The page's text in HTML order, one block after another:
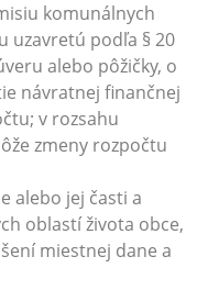
komunálnych
uzavretú podľa § 20
alebo pôžičky, o
návratnej finančnej
v rozsahu
zmeny rozpočtu
alebo jej časti a
oblastí života obce,
miestnej dane a